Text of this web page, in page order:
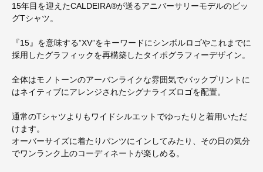
15年目を迎えたCALDEIRA®が送るアニバーサリーモデルのビッ
グTシャツ。
『15』を意味する”XV”をキーワードにシンボルロゴやこれまでに
採用したグラフィックを再構築したタイポグラフィーデザイン。
全体はモノトーンのアーバンライクな雰囲気でバックプリントに
はネイティブにアレンジされたシグナライズロゴを配置。
通常のTシャツよりもワイドシルエットでゆったりと着用いただ
けます。
オーバーサイズに着たりパンツにインしてみたり、その日の気分
でワンランク上のコーディネートが楽しめる。